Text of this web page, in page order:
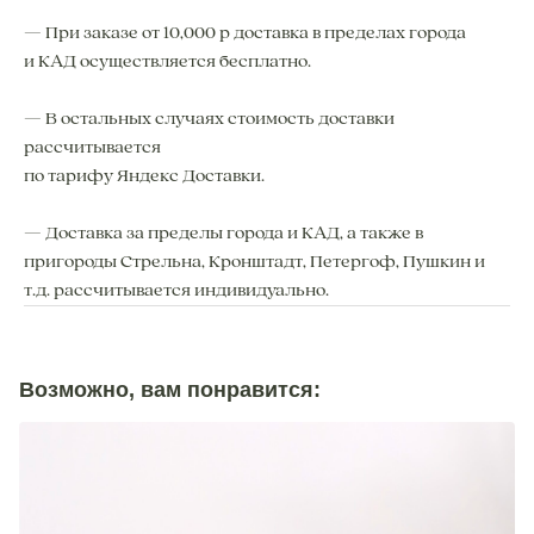
— При заказе от 10,000 р доставка в пределах города
и КАД осуществляется бесплатно.
— В остальных случаях стоимость доставки
рассчитывается
по тарифу Яндекс Доставки.
— Доставка за пределы города и КАД, а также в
пригороды Стрельна, Кронштадт, Петергоф, Пушкин и
т.д. рассчитывается индивидуально.
Возможно, вам понравится: